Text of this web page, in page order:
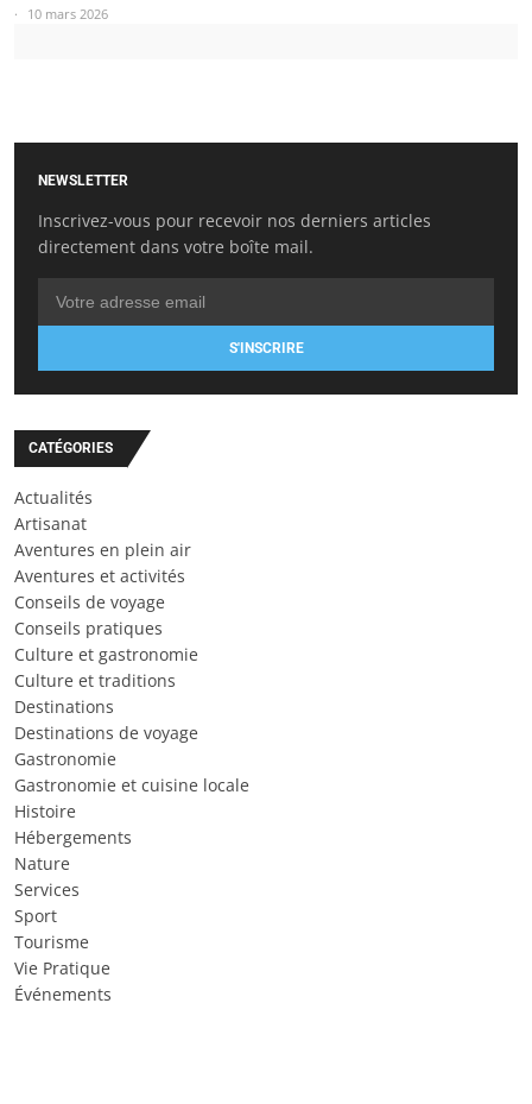
10 mars 2026
NEWSLETTER
Inscrivez-vous pour recevoir nos derniers articles
directement dans votre boîte mail.
S'INSCRIRE
CATÉGORIES
Actualités
Artisanat
Aventures en plein air
Aventures et activités
Conseils de voyage
Conseils pratiques
Culture et gastronomie
Culture et traditions
Destinations
Destinations de voyage
Gastronomie
Gastronomie et cuisine locale
Histoire
Hébergements
Nature
Services
Sport
Tourisme
Vie Pratique
Événements